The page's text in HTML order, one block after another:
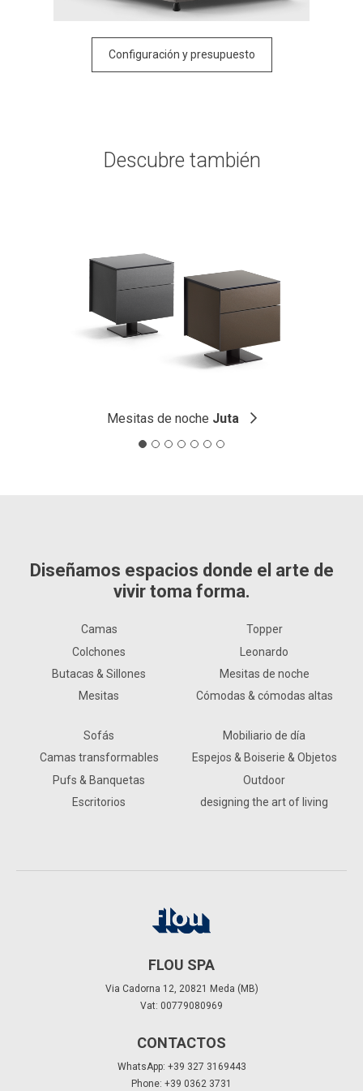
Configuración y presupuesto
Descubre también
Mesitas de noche Juta
Diseñamos espacios donde el arte de
vivir toma forma.
Camas
Colchones
Butacas & Sillones
Mesitas
Topper
Leonardo
Mesitas de noche
Cómodas & cómodas altas
Sofás
Camas transformables
Pufs & Banquetas
Escritorios
Mobiliario de día
Espejos & Boiserie & Objetos
Outdoor
designing the art of living
FLOU SPA
Via Cadorna 12, 20821 Meda (MB)
Vat: 00779080969
CONTACTOS
WhatsApp: +39 327 3169443
Phone: +39 0362 3731